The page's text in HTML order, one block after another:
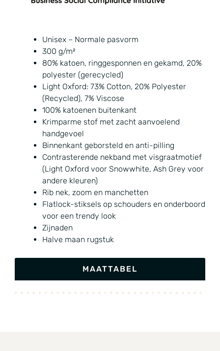
MAATTABEL
Unisex – Normale pasvorm
300 g/m²
80% katoen, ringgesponnen en gekamd, 20%
polyester (gerecycled)
Light Oxford: 73% Cotton, 20% Polyester
(Recycled), 7% Viscose
100% katoenen buitenkant
Krimparme stof met zacht aanvoelend
handgevoel
Binnenkant geborsteld en anti-pilling
Contrasterende nekband met visgraatmotief
(Light Oxford voor Snowwhite, Ash Grey voor
andere kleuren)
Rib nek, zoom en manchetten
Flatlock-stiksels op schouders en onderboord
voor een trendy look
Zijnaden
Halve maan rugstuk